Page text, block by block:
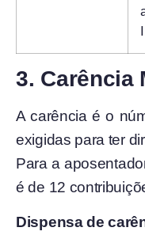
3. Carência
A carência é o
exigidas para ter
Para a
é de 12
Dispensa de